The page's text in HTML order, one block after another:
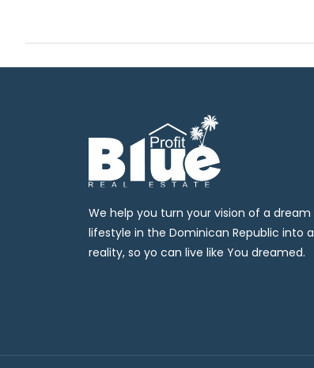
We help you turn your vision of a dream
lifestyle in the Dominican Republic into a
reality, so yo can live like You dreamed.